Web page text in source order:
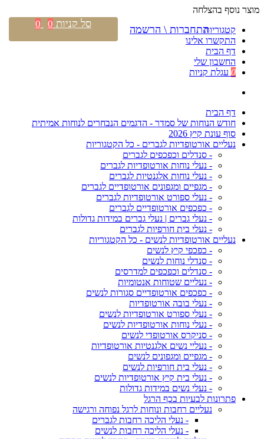
מוצר נוסף בהצלחה
קטגוריות
התקשרו אלינו
דף הבית
החשבון שלי
0 עגלת קניות
דף הבית
חודש הנוחות של סמדר - הדגמים הנבחרים לנוחות אמיתית
סוף עונת קיץ 2026
נעליים אורטופדיות לגברים - כל הקטגוריות
- סנדלים וכפכפים לגברים
- נעלי נוחות אורטופדיות לגברים
- נעלי נוחות אלגנטיות לגברים
- מגפיים ומגפונים אורטופדיים לגברים
- נעלי ספורט אורטופדיות לגברים
- כפכפים אורטופדיים לגברים
- נעלי גברים | נעלי גברים במידות גדולות
- נעלי בית חורפיות לגברים
נעליים אורטופדיות לנשים - כל הקטגוריות
- כפכפי קיץ לנשים
- סנדלי נוחות לנשים
- סנדלים וכפכפים למדרסים
- נעליים שטוחות אנטומיות
- כפכפים אורטופדיים סגורות לנשים
- נעלי בובה אורטופדיות
- נעלי ספורט אורטופדיות לנשים
- נעלי נוחות אורטופדיות לנשים
- סניקרס אורטופדי לנשים
- נעליי נשים אלגנטיות אורטופדיות
- מגפיים ומגפונים לנשים
- נעלי בית חורפיות לנשים
- נעלי בית קיץ אורטופדיות לנשים
- נעלי נשים במידות גדולות
פתרונות לבעיות בכף הרגל
נעליים רחבות ונוחות לרגל נפוחה ורגישה
- נעלי הליכה רחבות לגברים
- נעלי הליכה רחבות לנשים
התחברות \ הרשמה סל קניות 0
0